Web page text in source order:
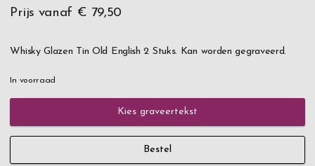
Prijs vanaf € 79,50
Whisky Glazen Tin Old English 2 Stuks. Kan worden gegraveerd.
In voorraad
Kies graveertekst
Bestel